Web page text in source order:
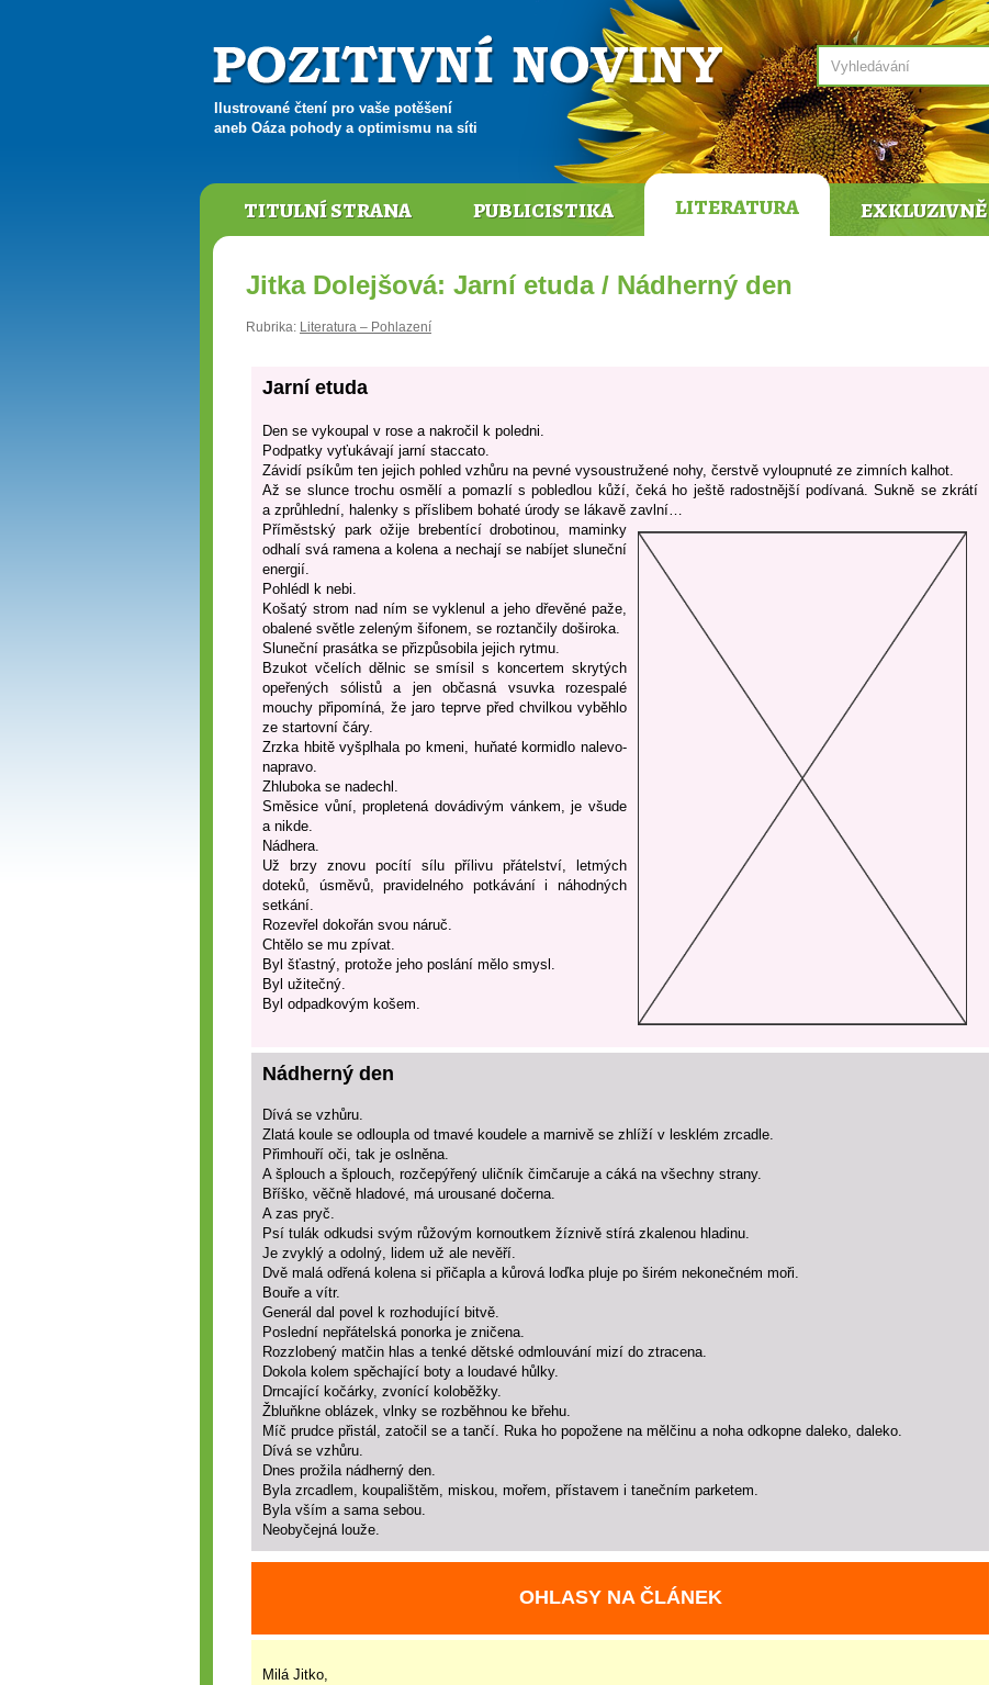
Ilustrované čtení pro vaše potěšení
aneb Oáza pohody a optimismu na síti
TITULNÍ STRANA PUBLICISTIKA LITERATURA EXKLUZIVNĚ
Jitka Dolejšová: Jarní etuda / Nádherný den
Rubrika: Literatura – Pohlazení
Jarní etuda
Den se vykoupal v rose a nakročil k poledni.
Podpatky vyťukávají jarní staccato.
Závidí psíkům ten jejich pohled vzhůru na pevné vysoustružené nohy, čerstvě vyloupnuté ze zimních kalhot.
Až se slunce trochu osmělí a pomazlí s pobledlou kůží, čeká ho ještě radostnější podívaná. Sukně se zkrátí
a zprůhlední, halenky s příslibem bohaté úrody se lákavě zavlní…
Příměstský park ožije brebentící drobotinou, maminky
odhalí svá ramena a kolena a nechají se nabíjet sluneční
energií.
Pohlédl k nebi.
Košatý strom nad ním se vyklenul a jeho dřevěné paže,
obalené světle zeleným šifonem, se roztančily doširoka.
Sluneční prasátka se přizpůsobila jejich rytmu.
Bzukot včelích dělnic se smísil s koncertem skrytých
opeřených sólistů a jen občasná vsuvka rozespalé
mouchy připomíná, že jaro teprve před chvilkou vyběhlo
ze startovní čáry.
Zrzka hbitě vyšplhala po kmeni, huňaté kormidlo nalevo-
napravo.
Zhluboka se nadechl.
Směsice vůní, propletená dovádivým vánkem, je všude
a nikde.
Nádhera.
Už brzy znovu pocítí sílu přílivu přátelství, letmých
doteků, úsměvů, pravidelného potkávání i náhodných
setkání.
Rozevřel dokořán svou náruč.
Chtělo se mu zpívat.
Byl šťastný, protože jeho poslání mělo smysl.
Byl užitečný.
Byl odpadkovým košem.
Nádherný den
Dívá se vzhůru.
Zlatá koule se odloupla od tmavé koudele a marnivě se zhlíží v lesklém zrcadle.
Přimhouří oči, tak je oslněna.
A šplouch a šplouch, rozčepýřený uličník čimčaruje a cáká na všechny strany.
Bříško, věčně hladové, má urousané dočerna.
A zas pryč.
Psí tulák odkudsi svým růžovým kornoutkem žíznivě stírá zkalenou hladinu.
Je zvyklý a odolný, lidem už ale nevěří.
Dvě malá odřená kolena si přičapla a kůrová loďka pluje po širém nekonečném moři.
Bouře a vítr.
Generál dal povel k rozhodující bitvě.
Poslední nepřátelská ponorka je zničena.
Rozzlobený matčin hlas a tenké dětské odmlouvání mizí do ztracena.
Dokola kolem spěchající boty a loudavé hůlky.
Drncající kočárky, zvonící koloběžky.
Žbluňkne oblázek, vlnky se rozběhnou ke břehu.
Míč prudce přistál, zatočil se a tančí. Ruka ho popožene na mělčinu a noha odkopne daleko, daleko.
Dívá se vzhůru.
Dnes prožila nádherný den.
Byla zrcadlem, koupalištěm, miskou, mořem, přístavem i tanečním parketem.
Byla vším a sama sebou.
Neobyčejná louže.
OHLASY NA ČLÁNEK
Milá Jitko,